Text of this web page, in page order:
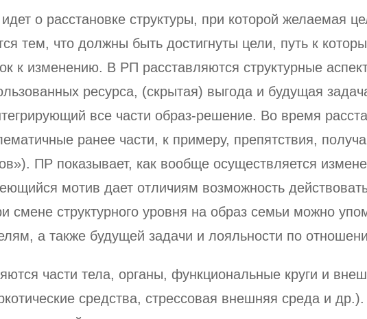
о расстановке структуры, при которой желаемая
тем, что должны быть достигнуты цели, путь к
к изменению. В РП расставляются структурные
ресурса, (скрытая) выгода и будущая
все части образ-решение. Во время
ранее части, к примеру, препятствия,
ПР показывает, как вообще осуществляется
мотив дает отличиям возможность
смене структурного уровня на образ семьи можно
а также будущей задачи и лояльности по
части тела, органы, функциональные круги и
средства, стрессовая внешняя среда и